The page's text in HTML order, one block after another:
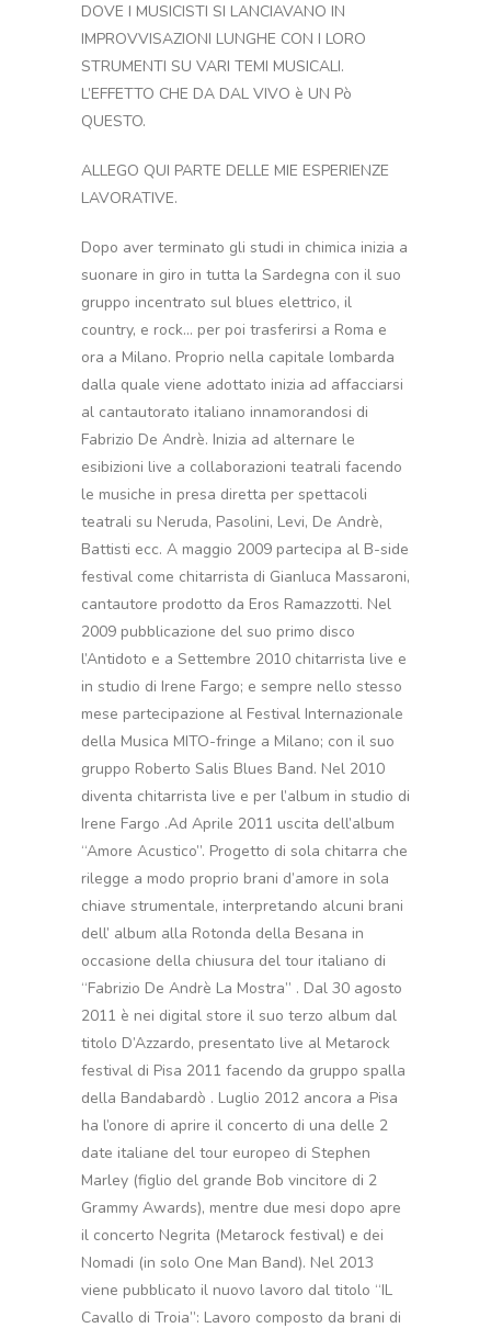
DOVE I MUSICISTI SI LANCIAVANO IN
IMPROVVISAZIONI LUNGHE CON I LORO
STRUMENTI SU VARI TEMI MUSICALI.
L’EFFETTO CHE DA DAL VIVO è UN Pò
QUESTO.
ALLEGO QUI PARTE DELLE MIE ESPERIENZE
LAVORATIVE.
Dopo aver terminato gli studi in chimica inizia a
suonare in giro in tutta la Sardegna con il suo
gruppo incentrato sul blues elettrico, il
country, e rock… per poi trasferirsi a Roma e
ora a Milano. Proprio nella capitale lombarda
dalla quale viene adottato inizia ad affacciarsi
al cantautorato italiano innamorandosi di
Fabrizio De Andrè. Inizia ad alternare le
esibizioni live a collaborazioni teatrali facendo
le musiche in presa diretta per spettacoli
teatrali su Neruda, Pasolini, Levi, De Andrè,
Battisti ecc. A maggio 2009 partecipa al B-side
festival come chitarrista di Gianluca Massaroni,
cantautore prodotto da Eros Ramazzotti. Nel
2009 pubblicazione del suo primo disco
l’Antidoto e a Settembre 2010 chitarrista live e
in studio di Irene Fargo; e sempre nello stesso
mese partecipazione al Festival Internazionale
della Musica MITO-fringe a Milano; con il suo
gruppo Roberto Salis Blues Band. Nel 2010
diventa chitarrista live e per l’album in studio di
Irene Fargo .Ad Aprile 2011 uscita dell’album
“Amore Acustico”. Progetto di sola chitarra che
rilegge a modo proprio brani d’amore in sola
chiave strumentale, interpretando alcuni brani
dell’ album alla Rotonda della Besana in
occasione della chiusura del tour italiano di
“Fabrizio De Andrè La Mostra” . Dal 30 agosto
2011 è nei digital store il suo terzo album dal
titolo D’Azzardo, presentato live al Metarock
festival di Pisa 2011 facendo da gruppo spalla
della Bandabardò . Luglio 2012 ancora a Pisa
ha l’onore di aprire il concerto di una delle 2
date italiane del tour europeo di Stephen
Marley (figlio del grande Bob vincitore di 2
Grammy Awards), mentre due mesi dopo apre
il concerto Negrita (Metarock festival) e dei
Nomadi (in solo One Man Band). Nel 2013
viene pubblicato il nuovo lavoro dal titolo “IL
Cavallo di Troia”: Lavoro composto da brani di